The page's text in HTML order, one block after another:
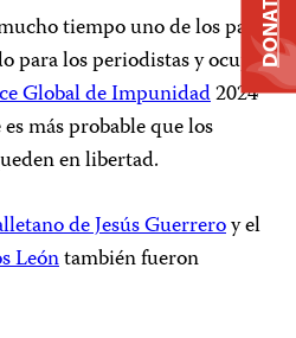
tiempo uno de los países
para los periodistas y ocupó
Global de Impunidad2024
más probable que los
en libertad.
de Jesús Guerreroy el
Leóntambién fueron
DONATE